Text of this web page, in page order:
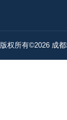
版权所有©2026 成